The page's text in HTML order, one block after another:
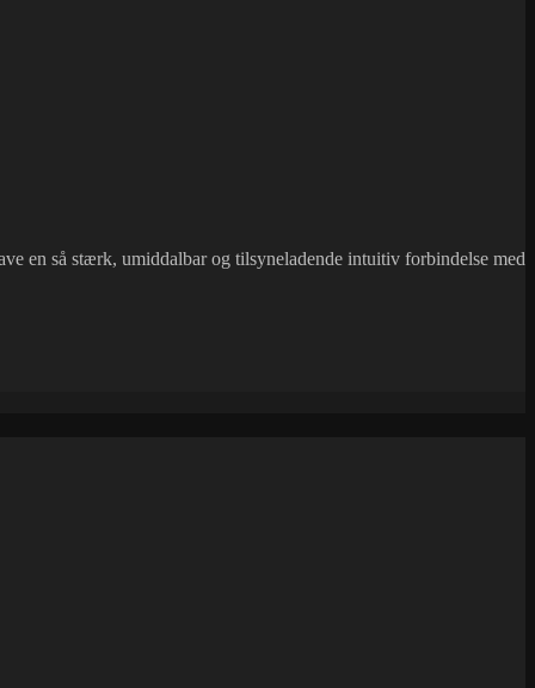
en så stærk, umiddalbar og tilsyneladende intuitiv forbindelse med